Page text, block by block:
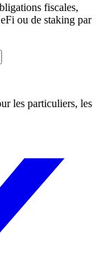
fiscales,
ou de staking par
les particuliers, les